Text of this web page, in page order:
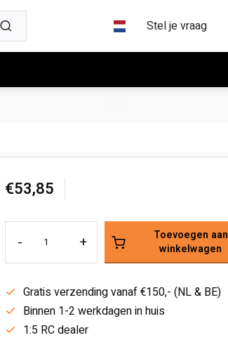
Stel je vraag
€53,85
- +
Toevoegen aan
winkelwagen
Gratis verzending vanaf €150,- (NL & BE)
Binnen 1-2 werkdagen in huis
1:5 RC dealer